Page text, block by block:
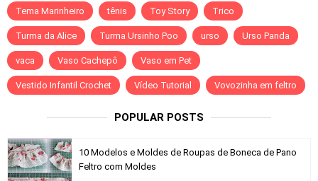
Tema Marinheiro tênis Toy Story Trico
Turma da Alice Turma Ursinho Poo urso Urso Panda
vaca Vaso Cachepô Vaso em Pet
Vestido Infantil Crochet Vídeo Tutorial Vovozinha em feltro
POPULAR POSTS
10 Modelos e Moldes de Roupas de Boneca de Pano
Feltro com Moldes